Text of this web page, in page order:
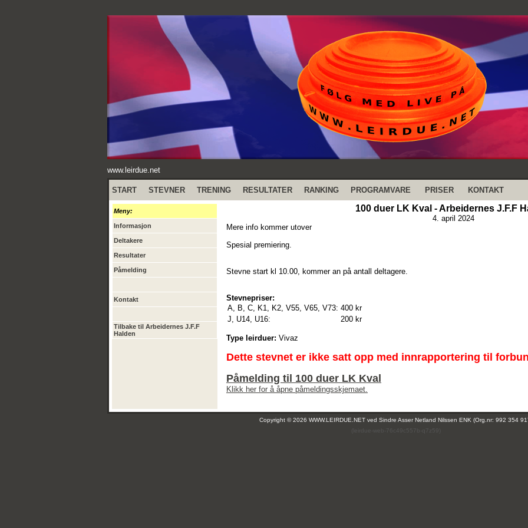
www.leirdue.net
START STEVNER TRENING RESULTATER RANKING PROGRAMVARE PRISER KONTAKT
Meny:
Informasjon
Deltakere
Resultater
Påmelding
Kontakt
Tilbake til Arbeidernes J.F.F
Halden
100 duer LK Kval - Arbeidernes J.F.F
4. april 2024
Mere info kommer utover
Spesial premiering.
Stevne start kl 10.00, kommer an på antall deltagere.
Stevnepriser:
A, B, C, K1, K2, V55, V65, V73: 400 kr
J, U14, U16:
200 kr
Type leirduer: Vivaz
Dette stevnet er ikke satt opp med innrapportering til
Påmelding til 100 duer LK Kval
Klikk her for å åpne påmeldingsskjemaet.
Copyright © 2026 WWW.LEIRDUE.NET ved Sindre Asser Netland Nilssen ENK (Org.nr: 992 354
(leirdue-web-76c49c557b-q7z59)